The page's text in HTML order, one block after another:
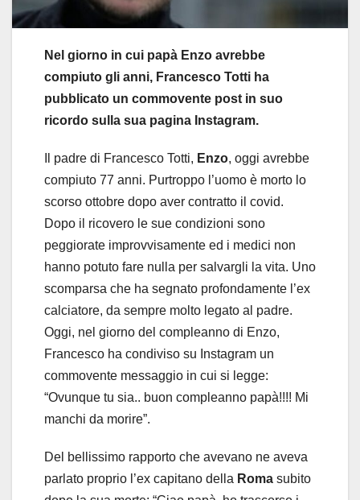
Nel giorno in cui papà Enzo avrebbe
compiuto gli anni, Francesco Totti ha
pubblicato un commovente post in suo
ricordo sulla sua pagina Instagram.
Il padre di Francesco Totti, Enzo, oggi avrebbe
compiuto 77 anni. Purtroppo l’uomo è morto lo
scorso ottobre dopo aver contratto il covid.
Dopo il ricovero le sue condizioni sono
peggiorate improvvisamente ed i medici non
hanno potuto fare nulla per salvargli la vita. Uno
scomparsa che ha segnato profondamente l’ex
calciatore, da sempre molto legato al padre.
Oggi, nel giorno del compleanno di Enzo,
Francesco ha condiviso su Instagram un
commovente messaggio in cui si legge:
“Ovunque tu sia.. buon compleanno papà!!!! Mi
manchi da morire”.
Del bellissimo rapporto che avevano ne aveva
parlato proprio l’ex capitano della Roma subito